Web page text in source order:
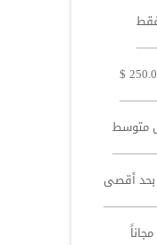
فقط
متوسط